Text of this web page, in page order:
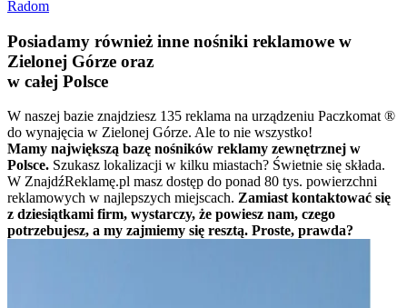
Radom
Posiadamy również inne nośniki reklamowe w
Zielonej Górze oraz
w całej Polsce
W naszej bazie znajdziesz 135 reklama na urządzeniu Paczkomat ®
do wynajęcia w Zielonej Górze. Ale to nie wszystko!
Mamy największą bazę nośników reklamy zewnętrznej w
Polsce. Szukasz lokalizacji w kilku miastach? Świetnie się składa.
W ZnajdźReklamę.pl masz dostęp do ponad 80 tys. powierzchni
reklamowych w najlepszych miejscach. Zamiast kontaktować się
z dziesiątkami firm, wystarczy, że powiesz nam, czego
potrzebujesz, a my zajmiemy się resztą. Proste, prawda?